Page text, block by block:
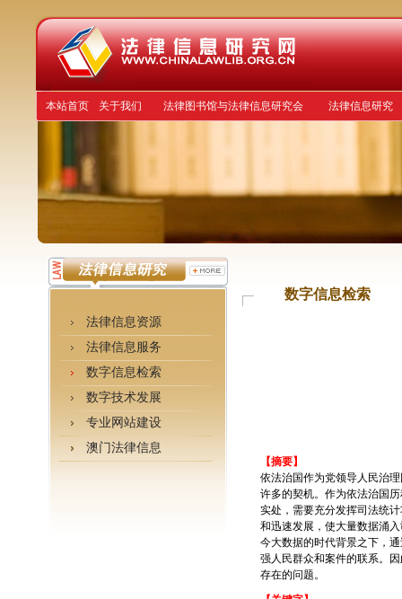
本站首页 关于我们 法律图书馆与法律信息研究会 法律信息研究
法律信息资源
法律信息服务
数字信息检索
数字技术发展
专业网站建设
澳门法律信息
数字信息检索
【摘要】
依法治国作为党领导人民治
许多的契机。作为依法治国
实处，需要充分发挥司法统
和迅速发展，使大量数据涌
今大数据的时代背景之下，
强人民群众和案件的联系。
存在的问题。